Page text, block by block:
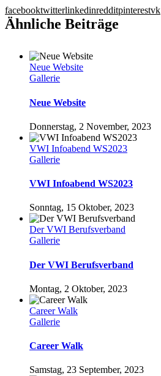
facebooktwitterlinkedinredditpinterestvk
Ähnliche Beiträge
Neue Website
Gallerie
Neue Website
Donnerstag, 2 November, 2023
VWI Infoabend WS2023
Gallerie
VWI Infoabend WS2023
Sonntag, 15 Oktober, 2023
Der VWI Berufsverband
Gallerie
Der VWI Berufsverband
Montag, 2 Oktober, 2023
Career Walk
Gallerie
Career Walk
Samstag, 23 September, 2023